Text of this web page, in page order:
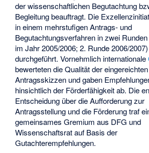
der wissenschaftlichen Begutachtung
Begleitung beauftragt. Die
in einem mehrstufigen Antrags- und
Begutachtungsverfahren in zwei
im Jahr 2005/2006; 2. Runde 2006/2007)
durchgeführt. Vornehmlich internationale
bewerteten die Qualität der eingereichten
Antragsskizzen und gaben
hinsichtlich der Förderfähigkeit ab. Die
Entscheidung über die Aufforderung zur
Antragsstellung und die Förderung traf
gemeinsames Gremium aus DFG und
Wissenschaftsrat auf Basis der
Gutachterempfehlungen.